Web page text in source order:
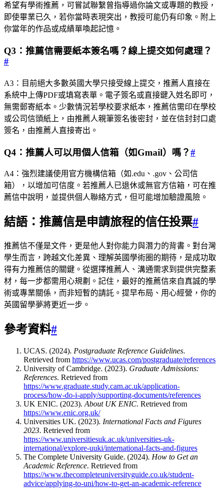
希望有學術推薦，可嘗試聯繫曾指導過你論文或專題的教授，
即使畢業已久，若你當時表現突出，教授可能仍有印象。附上
你當年的作品或成績單喚起記憶。
Q3：推薦信需要紙本簽名嗎？線上提交如何處理？
#
A3：目前絕大多數英國大學只接受線上提交，推薦人直接在
系統中上傳PDF或填寫表單。電子簽名或直接鍵入姓名即可，
無需郵寄紙本。少數情況若學校要求紙本，推薦信需印在學校
或公司信頭紙上，由推薦人親筆簽名後密封，並在信封封口處
簽名，由推薦人直接寄出。
Q4：推薦人可以用個人信箱（如Gmail）嗎？#
A4：強烈建議使用官方機構信箱（如.edu、.gov、公司信
箱），以增加可信度。若推薦人已退休或無官方信箱，可在推
薦信中說明，並提供個人聯絡方式，但可能增加驗證風險。
結語：推薦信是申請旅程的信任投票#
推薦信不僅是文件，更是他人對你能力與潛力的背書。對台灣
學生而言，跨越文化差異、理解英國學術圈的期待，是成功取
得有力推薦信的關鍵。從選擇推薦人、溝通需求到提供完整素
材，每一步都需用心規劃。記住，最好的推薦信來自真誠的學
術或專業關係，而非短暫的請託。提早布局、用心經營，你的
英國留學夢將更近一步。
參考資料#
UCAS. (2024). Postgraduate Reference Guidelines.
Retrieved from https://www.ucas.com/postgraduate/references
University of Cambridge. (2023). Graduate Admissions:
References. Retrieved from
https://www.graduate.study.cam.ac.uk/application-
process/how-do-i-apply/supporting-documents/references
UK ENIC. (2023). About UK ENIC. Retrieved from
https://www.enic.org.uk/
Universities UK. (2023). International Facts and Figures
2023. Retrieved from
https://www.universitiesuk.ac.uk/universities-uk-
international/explore-uuki/international-facts-and-figures
The Complete University Guide. (2024). How to Get an
Academic Reference. Retrieved from
https://www.thecompleteuniversityguide.co.uk/student-
advice/applying-to-uni/how-to-get-an-academic-reference